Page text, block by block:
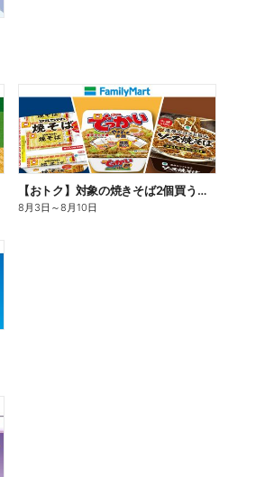
【おトク】対象の焼きそば2個買うと100円引き!
8月3日 ～8月10日